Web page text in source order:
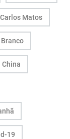
Carlos Matos
China
19